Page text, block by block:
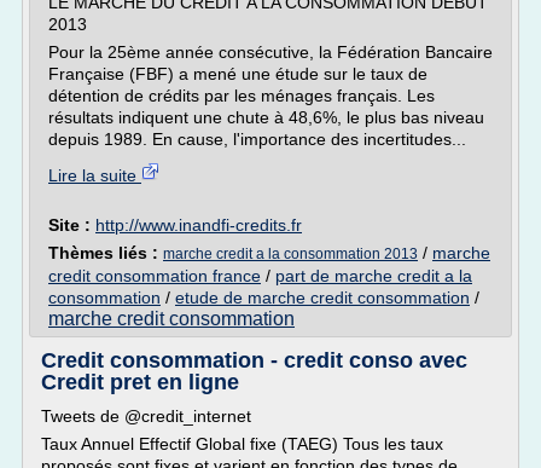
2013
Pour la 25ème année consécutive, la Fédération Bancaire
Française (FBF) a mené une étude sur le taux de
détention de crédits par les ménages français. Les
résultats indiquent une chute à 48,6%, le plus bas niveau
depuis 1989. En cause, l'importance des incertitudes...
Lire la suite
Site : http://www.inandfi-credits.fr
Thèmes liés : marche credit a la consommation 2013 / marche
credit consommation france / part de marche credit a la
consommation / etude de marche credit consommation /
marche credit consommation
Credit consommation - credit conso avec
Credit pret en ligne
Tweets de @credit_internet
Taux Annuel Effectif Global fixe (TAEG) Tous les taux